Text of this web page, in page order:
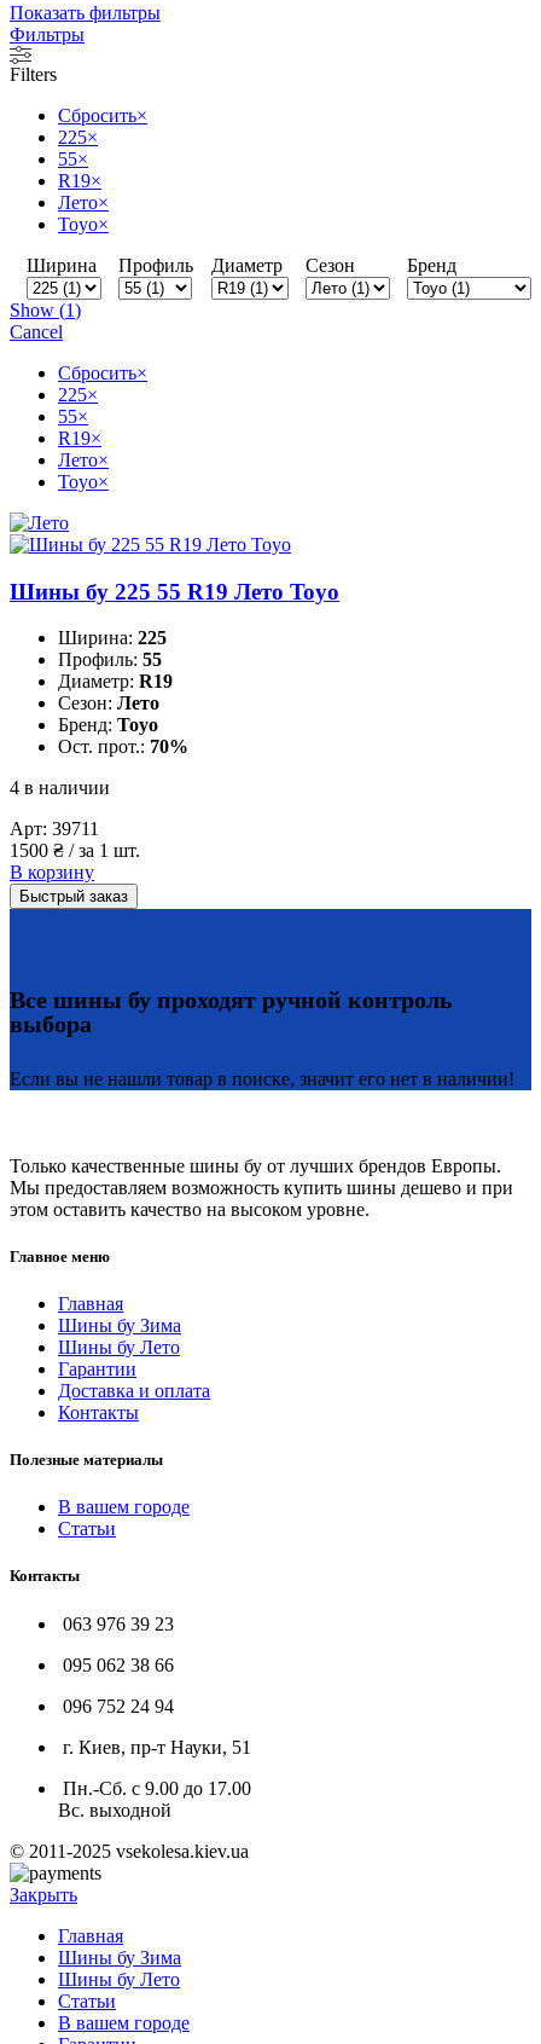
Показать фильтры
Фильтры
Filters
Сбросить×
225×
55×
R19×
Лето×
Toyo×
Ширина
Профиль Диаметр Сезон Бренд
Show (1)
Cancel
Сбросить×
225×
55×
R19×
Лето×
Toyo×
Шины бу 225 55 R19 Лето Toyo
Ширина: 225
Профиль: 55
Диаметр: R19
Сезон: Лето
Бренд: Toyo
Ост. прот.: 70%
4 в наличии
Арт: 39711
1500 ₴ / за 1 шт.
В корзину
Быстрый заказ
Все шины бу проходят ручной контроль
выбора
Если вы не нашли товар в поиске, значит его нет в наличии!
Только качественные шины бу от лучших брендов Европы.
Мы предоставляем возможность купить шины дешево и при
этом оставить качество на высоком уровне.
Главное меню
Главная
Шины бу Зима
Шины бу Лето
Гарантии
Доставка и оплата
Контакты
Полезные материалы
В вашем городе
Статьи
Контакты
063 976 39 23
095 062 38 66
096 752 24 94
г. Киев, пр-т Науки, 51
Пн.-Сб. с 9.00 до 17.00
Вс. выходной
© 2011-2025 vsekolesa.kiev.ua
Закрыть
Главная
Шины бу Зима
Шины бу Лето
Статьи
В вашем городе